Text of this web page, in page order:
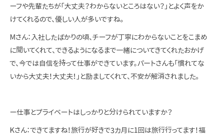
ーフや先輩たちが「大丈夫？わからないところはない？」とよく声をか
けてくれるので、優しい人が多いですね。
Mさん：入社したばかりの頃、チーフが丁寧にわからないことをこまめ
に聞いてくれて、できるようになるまで一緒についてきてくれたおかげ
で、今では自信を持って仕事ができています。パートさんも「慣れてな
いから大丈夫！大丈夫！」と励ましてくれて、不安が解消されました。
ー仕事とプライベートはしっかりと分けられていますか？
Kさん：できてますね！旅行が好きで3カ月に1回は旅行行ってます！福